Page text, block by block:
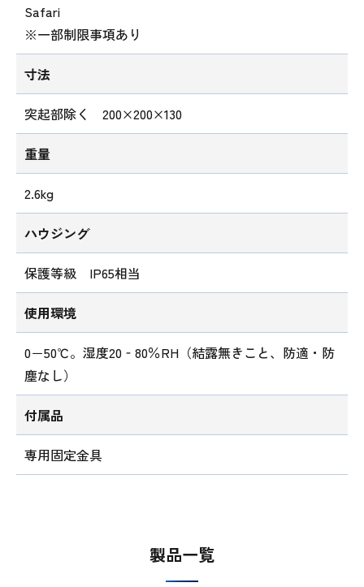
Safari
※一部制限事項あり
寸法
突起部除く 200×200×130
重量
2.6kg
ハウジング
保護等級 IP65相当
使用環境
0－50℃。湿度20‐80％RH（結露無きこと、防適・防
塵なし）
付属品
専用固定金具
製品一覧